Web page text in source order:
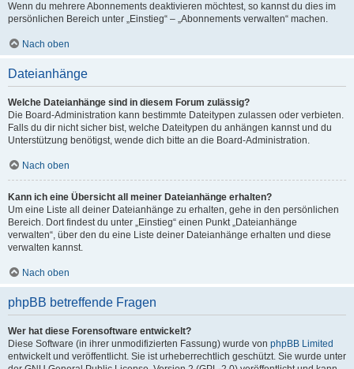
Wenn du mehrere Abonnements deaktivieren möchtest, so kannst du dies im
persönlichen Bereich unter „Einstieg“ – „Abonnements verwalten“ machen.
Nach oben
Dateianhänge
Welche Dateianhänge sind in diesem Forum zulässig?
Die Board-Administration kann bestimmte Dateitypen zulassen oder verbieten.
Falls du dir nicht sicher bist, welche Dateitypen du anhängen kannst und du
Unterstützung benötigst, wende dich bitte an die Board-Administration.
Nach oben
Kann ich eine Übersicht all meiner Dateianhänge erhalten?
Um eine Liste all deiner Dateianhänge zu erhalten, gehe in den persönlichen
Bereich. Dort findest du unter „Einstieg“ einen Punkt „Dateianhänge
verwalten“, über den du eine Liste deiner Dateianhänge erhalten und diese
verwalten kannst.
Nach oben
phpBB betreffende Fragen
Wer hat diese Forensoftware entwickelt?
Diese Software (in ihrer unmodifizierten Fassung) wurde von phpBB Limited
entwickelt und veröffentlicht. Sie ist urheberrechtlich geschützt. Sie wurde unter